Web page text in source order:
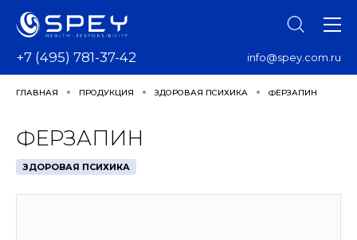
+7 (495) 781-37-42 info@spey.com.ru
ГЛАВНАЯ ПРОДУКЦИЯ ЗДОРОВАЯ ПСИХИКА ФЕРЗАПИН
ФЕРЗАПИН
ЗДОРОВАЯ ПСИХИКА